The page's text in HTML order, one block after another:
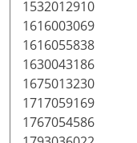
1532012910
1616003069
1616055838
1630043186
1675013230
1717059169
1767054586